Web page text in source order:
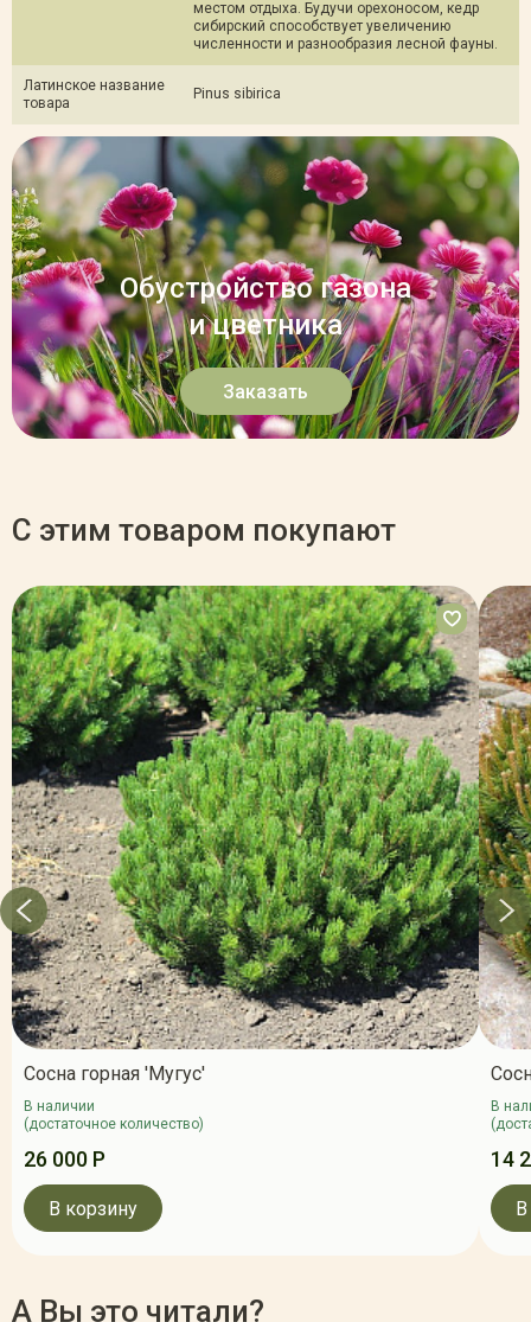
местом отдыха. Будучи орехоносом, кедр
сибирский способствует увеличению
численности и разнообразия лесной фауны.
Латинское название
товара
Pinus sibirica
Обустройство газона
и цветника
Заказать
С этим товаром покупают
Сосна горная 'Мугус'
В наличии
(достаточное количество)
26 000 Р
В корзину
В
14
А Вы это читали?